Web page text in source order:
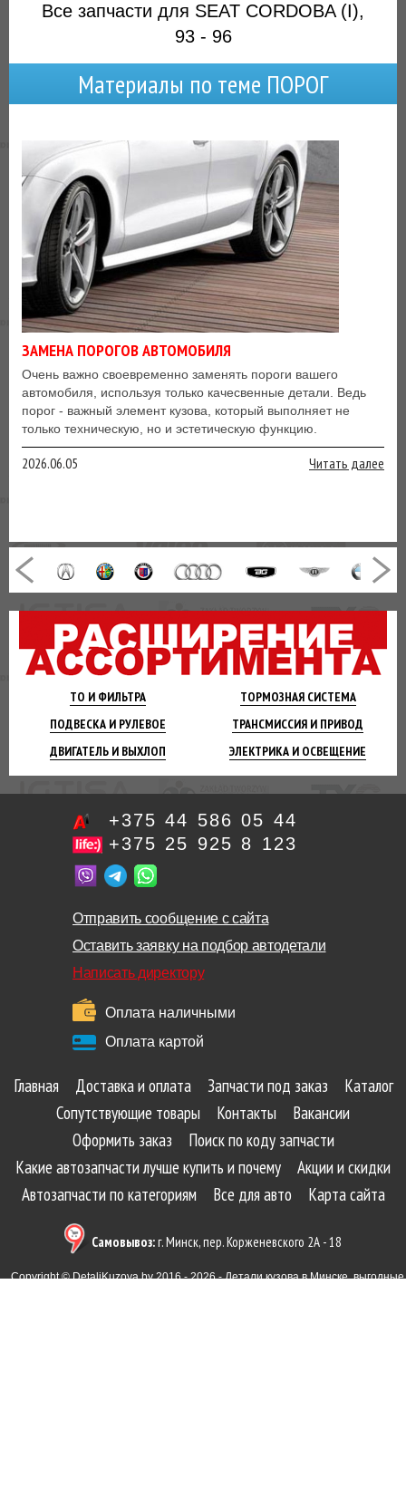
ТО И ФИЛЬТРА ТОРМОЗНАЯСИСТЕМА
ПОДВЕСКА И РУЛЕВОЕ ТРАНСМИССИЯ И ПРИВОД
ДВИГАТЕЛЬ И ВЫХЛОП ЭЛЕКТРИКА И ОСВЕЩЕНИЕ
Все запчасти для SEAT CORDOBA (I),
93 - 96
Материалы по теме ПОРОГ
ЗАМЕНА ПОРОГОВ АВТОМОБИЛЯ
Очень важно своевременно заменять пороги вашего
автомобиля, используя только качесвенные детали. Ведь
порог - важный элемент кузова, который выполняет не
только техническую, но и эстетическую функцию.
2026.06.05 Читать далее
+375 44 586 05 44
+375 25 925 8 123
Отправить сообщение с сайта
Оставить заявку на подбор автодетали
Написать директору
Оплата наличными
Оплата картой
Главная Доставка и оплата Запчасти под заказ
Каталог
Сопутствующие товары
Контакты
Вакансии
Оформить заказ
Поиск по коду запчасти
Какие автозапчасти лучше купить и почему
Акции и скидки
Автозапчасти по категориям
Все для авто Карта сайта
Самовывоз:г. Минск, пер. Корженевского 2А - 18
Copyright © DetaliKuzova.by 2016 - 2026 - Детали кузова в Минске, выгодные